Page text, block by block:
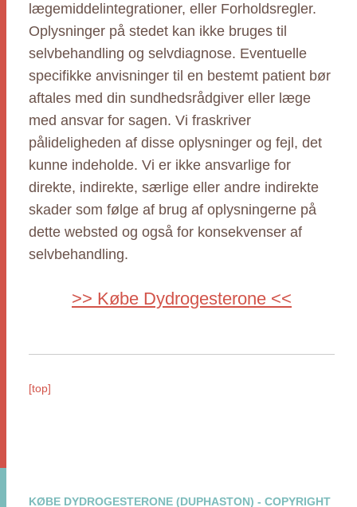
lægemiddelintegrationer, eller Forholdsregler.
Oplysninger på stedet kan ikke bruges til
selvbehandling og selvdiagnose. Eventuelle
specifikke anvisninger til en bestemt patient bør
aftales med din sundhedsrådgiver eller læge
med ansvar for sagen. Vi fraskriver
pålideligheden af disse oplysninger og fejl, det
kunne indeholde. Vi er ikke ansvarlige for
direkte, indirekte, særlige eller andre indirekte
skader som følge af brug af oplysningerne på
dette websted og også for konsekvenser af
selvbehandling.
>> Købe Dydrogesterone <<
[top]
KØBE DYDROGESTERONE (DUPHASTON) - COPYRIGHT